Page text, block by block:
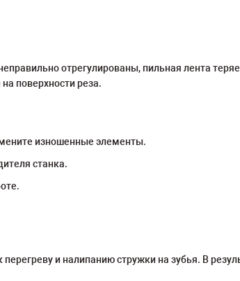
отрегулированы, пильная лента
поверхности реза.
изношенные элементы.
станка.
и налипанию стружки на зубья. В